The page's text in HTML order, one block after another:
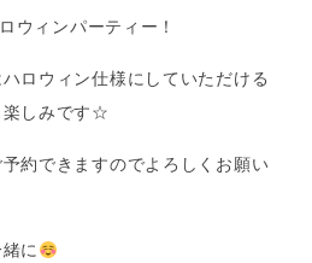
ウィンパーティー！
ロウィン仕様にしていただける
楽しみです☆
約できますのでよろしくお願い
に